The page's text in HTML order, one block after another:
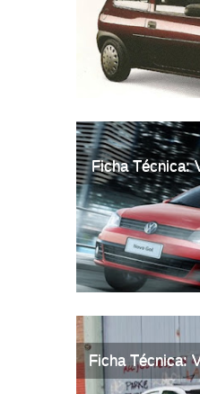
Ficha Técnica:
Ficha Técnica: